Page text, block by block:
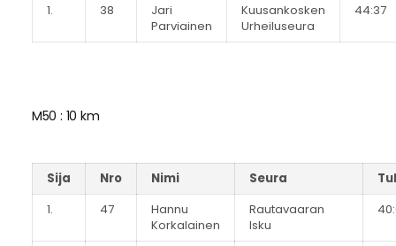
1.
38
Jari
Parviainen
Kuusankosken
Urheiluseura
44:37
M50 : 10 km
Sija Nro Nimi Seura
1.
47
Hannu
Korkalainen
Rautavaaran
Isku